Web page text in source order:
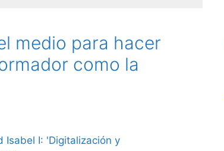
medio para hacer
como la